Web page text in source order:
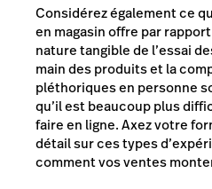
Considérez également ce
en magasin offre par rapport
nature tangible de l’essai
main des produits et la
pléthoriques en personne
qu’il est beaucoup plus
faire en ligne. Axez votre
détail sur ces types
comment vos ventes